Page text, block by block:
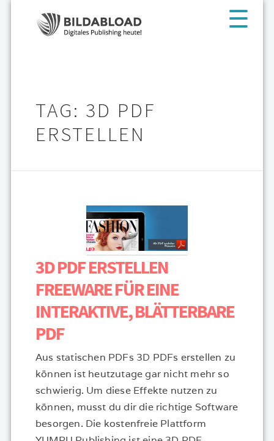
TAG: 3D PDF
ERSTELLEN
3D PDF ERSTELLEN
FREEWARE FÜR EINE
INTERAKTIVE, BLÄTTERBARE
PDF
Aus statischen PDFs 3D PDFs erstellen zu
können ist heutzutage gar nicht mehr so
schwierig. Um diese Effekte nutzen zu
können, musst du dir die richtige Software
besorgen. Die kostenfreie Plattform